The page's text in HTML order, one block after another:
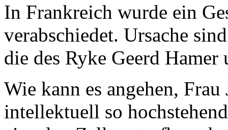
In Frankreich wurde ein
verabschiedet. Ursache
die des Ryke Geerd Hamer
Wie kann es angehen,
intellektuell so